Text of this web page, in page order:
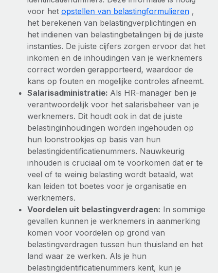
voor het opstellen van belastingformulieren ,
het berekenen van belastingverplichtingen en
het indienen van belastingbetalingen bij de juiste
instanties. De juiste cijfers zorgen ervoor dat het
inkomen en de inhoudingen van je werknemers
correct worden gerapporteerd, waardoor de
kans op fouten en mogelijke controles afneemt.
Salarisadministratie: Als HR-manager ben je
verantwoordelijk voor het salarisbeheer van je
werknemers. Dit houdt ook in dat de juiste
belastinginhoudingen worden ingehouden op
hun loonstrookjes op basis van hun
belastingidentificatienummers. Nauwkeurig
inhouden is cruciaal om te voorkomen dat er te
veel of te weinig belasting wordt betaald, wat
kan leiden tot boetes voor je organisatie en
werknemers.
Voordelen uit belastingverdragen: In sommige
gevallen kunnen je werknemers in aanmerking
komen voor voordelen op grond van
belastingverdragen tussen hun thuisland en het
land waar ze werken. Als je hun
belastingidentificatienummers kent, kun je